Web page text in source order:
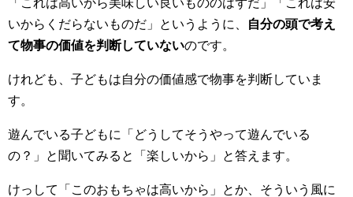
「これは高いから美味しい良いもののはずだ」「これは安
いからくだらないものだ」というように、
自分の頭で考え
て物事の価値を判断していないのです。
けれども、子どもは自分の価値感で物事を判断していま
す。
遊んでいる子どもに「どうしてそうやって遊んでいる
の？」と聞いてみると「楽しいから」と答えます。
けっして「このおもちゃは高いから」とか、そういう風に